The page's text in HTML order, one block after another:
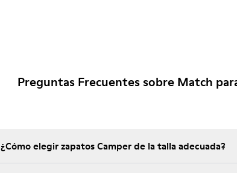
Preguntas Frecuentes sobre Match
¿Cómo elegir zapatos Camper de la talla adecuada?